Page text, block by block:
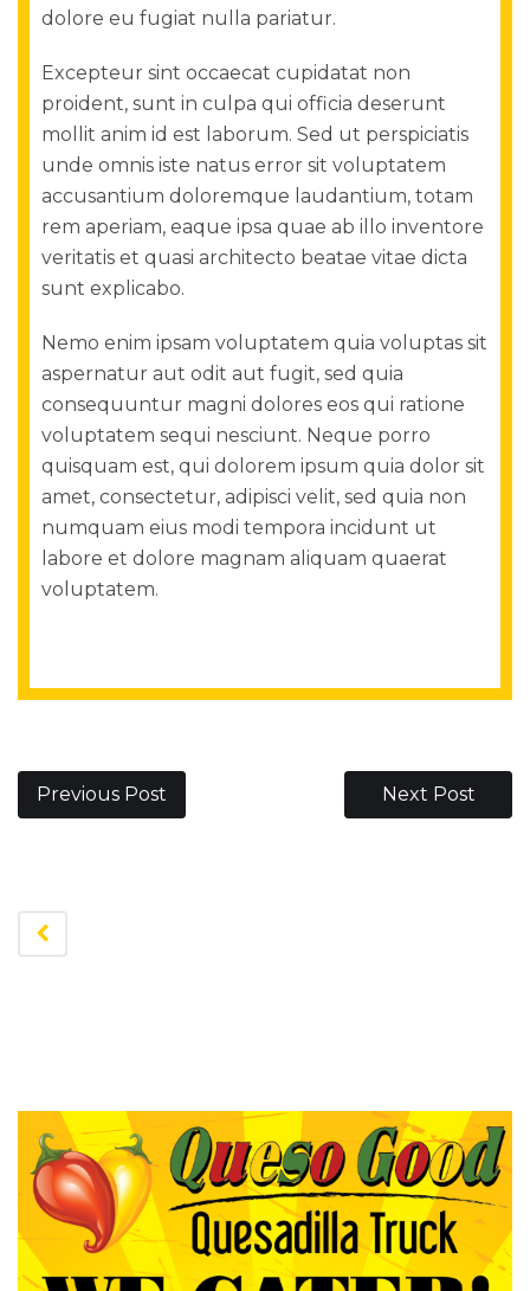
dolore eu fugiat nulla pariatur.
Excepteur sint occaecat cupidatat non
proident, sunt in culpa qui officia deserunt
mollit anim id est laborum. Sed ut perspiciatis
unde omnis iste natus error sit voluptatem
accusantium doloremque laudantium, totam
rem aperiam, eaque ipsa quae ab illo inventore
veritatis et quasi architecto beatae vitae dicta
sunt explicabo.
Nemo enim ipsam voluptatem quia voluptas sit
aspernatur aut odit aut fugit, sed quia
consequuntur magni dolores eos qui ratione
voluptatem sequi nesciunt. Neque porro
quisquam est, qui dolorem ipsum quia dolor sit
amet, consectetur, adipisci velit, sed quia non
numquam eius modi tempora incidunt ut
labore et dolore magnam aliquam quaerat
voluptatem.
Previous Post Next Post